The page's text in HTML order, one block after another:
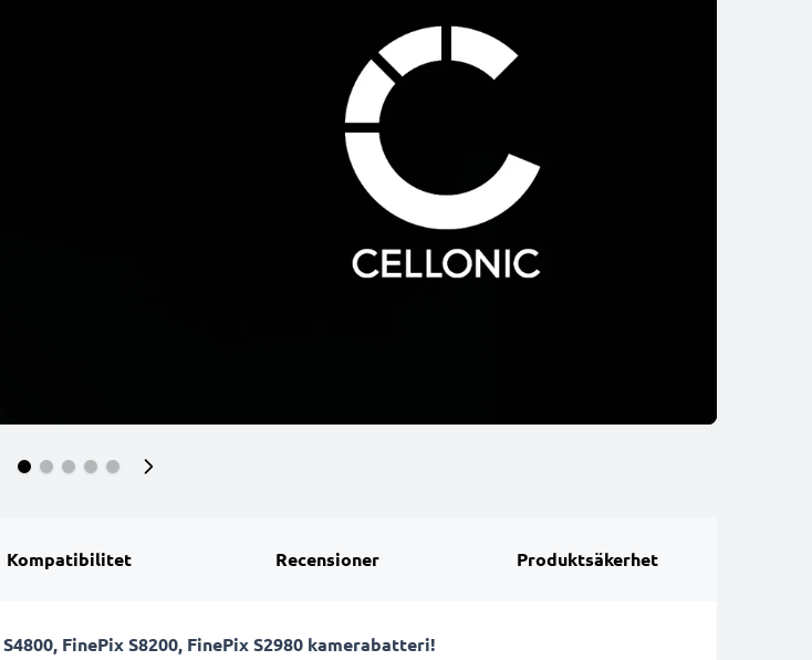
Kompatibilitet Recensioner Produktsäkerhet
FinePix S8200, FinePix S2980 kamerabatteri!